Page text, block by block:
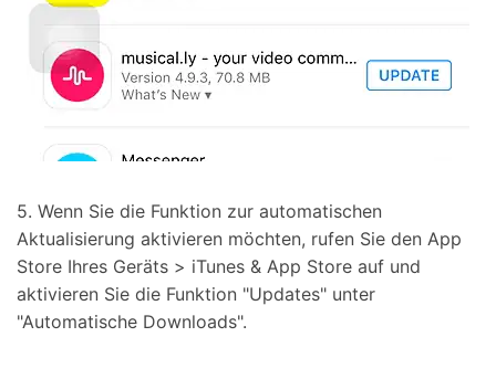
5. Wenn Sie die Funktion zur automatischen
Aktualisierung aktivieren möchten, rufen Sie den App
Store Ihres Geräts > iTunes & App Store auf und
aktivieren Sie die Funktion "Updates" unter
"Automatische Downloads".